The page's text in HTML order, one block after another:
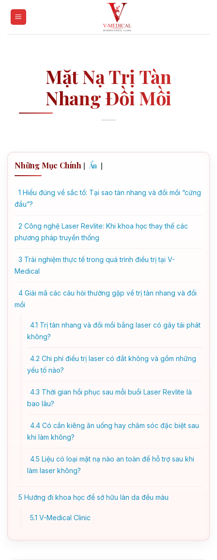
Mặt Nạ Trị Tàn
Nhang Đồi Mồi
Những Mục Chính [ Ẩn ]
1 Hiểu đúng về sắc tố: Tại sao tàn nhang và đồi mồi “cứng
đầu”?
2 Công nghệ Laser Revlite: Khi khoa học thay thế các
phương pháp truyền thống
3 Trải nghiệm thực tế trong quá trình điều trị tại V-
Medical
4 Giải mã các câu hỏi thường gặp về trị tàn nhang và đồi
mồi
4.1 Trị tàn nhang và đồi mồi bằng laser có gây tái phát
không?
4.2 Chi phí điều trị laser có đắt không và gồm những
yếu tố nào?
4.3 Thời gian hồi phục sau mỗi buổi Laser Revlite là
bao lâu?
4.4 Có cần kiêng ăn uống hay chăm sóc đặc biệt sau
khi làm không?
4.5 Liệu có loại mặt nạ nào an toàn để hỗ trợ sau khi
làm laser không?
5 Hướng đi khoa học để sở hữu làn da đều màu
5.1 V-Medical Clinic